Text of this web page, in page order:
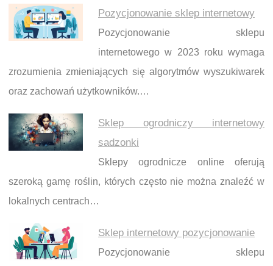
Pozycjonowanie sklep internetowy
Pozycjonowanie sklepu
internetowego w 2023 roku wymaga
zrozumienia zmieniających się algorytmów wyszukiwarek
oraz zachowań użytkowników.…
Sklep ogrodniczy internetowy
sadzonki
Sklepy ogrodnicze online oferują
szeroką gamę roślin, których często nie można znaleźć w
lokalnych centrach…
Sklep internetowy pozycjonowanie
Pozycjonowanie sklepu